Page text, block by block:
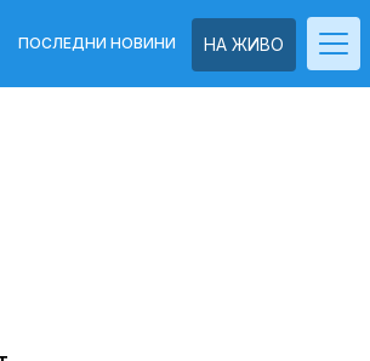
НА ЖИВО
ПОСЛЕДНИ НОВИНИ